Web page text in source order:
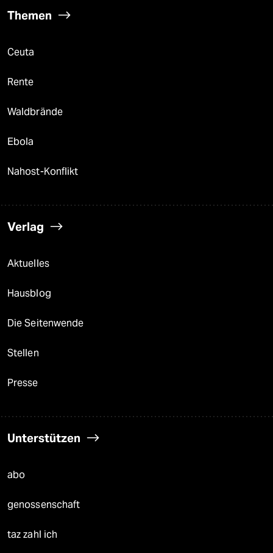
Themen
Ceuta
Rente
Waldbrände
Ebola
Nahost-Konflikt
Verlag
Aktuelles
Hausblog
Die Seitenwende
Stellen
Presse
Unterstützen
abo
genossenschaft
taz zahl ich